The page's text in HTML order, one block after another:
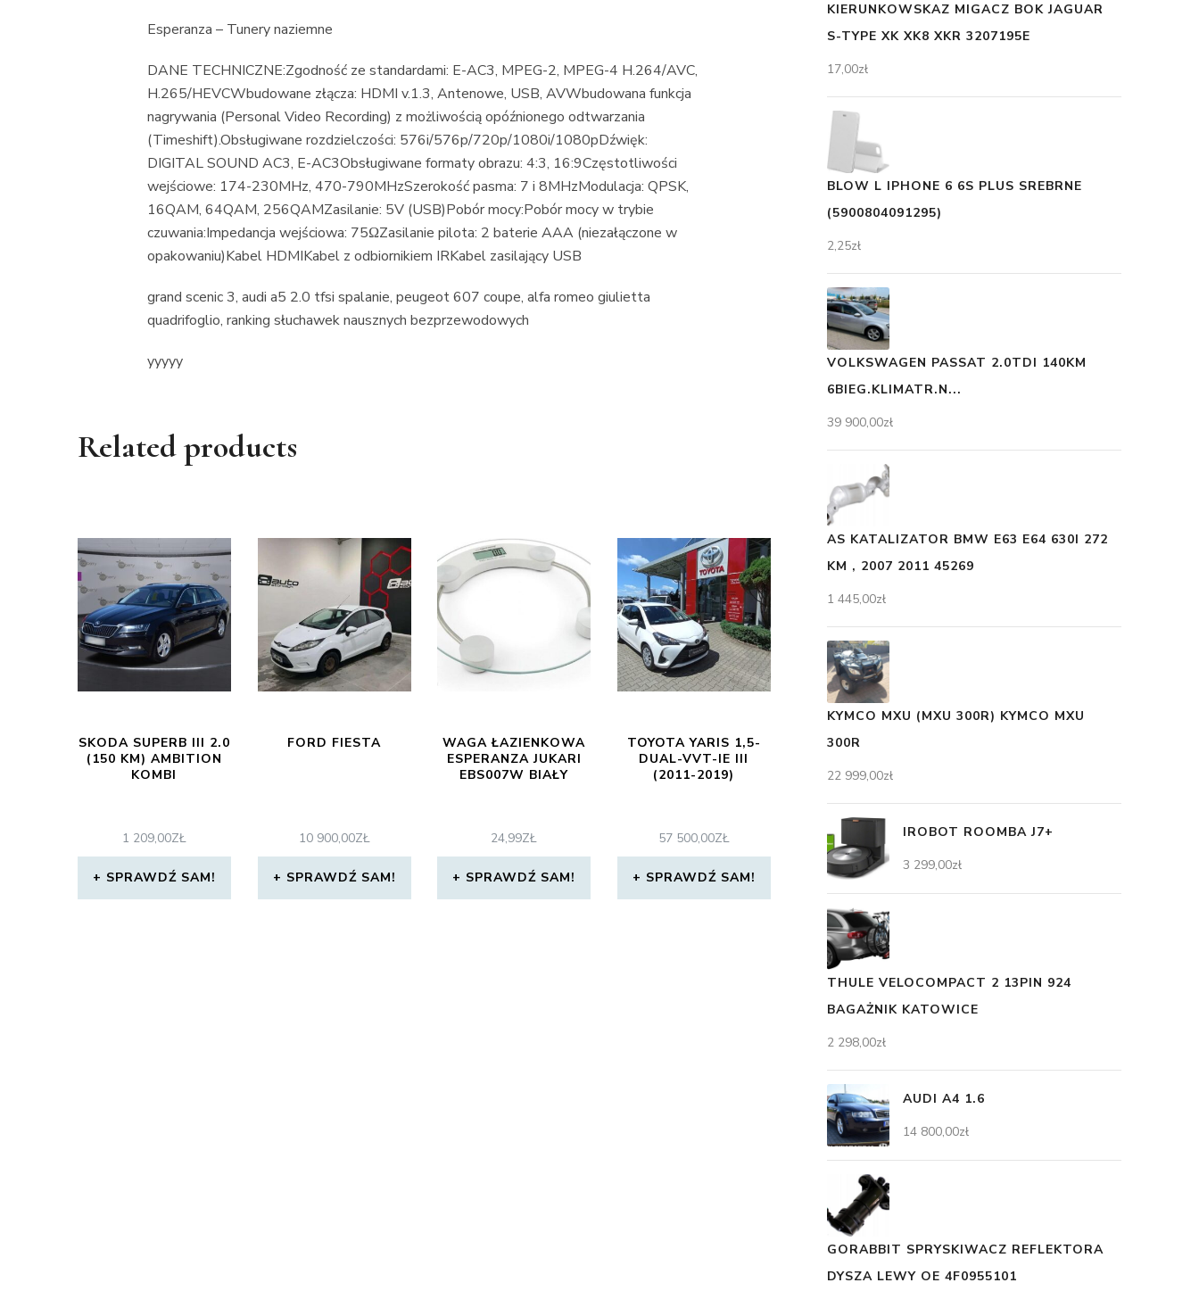
Esperanza – Tunery naziemne
DANE TECHNICZNE:Zgodność ze standardami: E-AC3, MPEG-2, MPEG-4 H.264/AVC,
H.265/HEVCWbudowane złącza: HDMI v.1.3, Antenowe, USB, AVWbudowana funkcja
nagrywania (Personal Video Recording) z możliwością opóźnionego odtwarzania
(Timeshift).Obsługiwane rozdzielczości: 576i/576p/720p/1080i/1080pDźwięk:
DIGITAL SOUND AC3, E-AC3Obsługiwane formaty obrazu: 4:3, 16:9Częstotliwości
wejściowe: 174-230MHz, 470-790MHzSzerokość pasma: 7 i 8MHzModulacja: QPSK,
16QAM, 64QAM, 256QAMZasilanie: 5V (USB)Pobór mocy:Pobór mocy w trybie
czuwania:Impedancja wejściowa: 75ΩZasilanie pilota: 2 baterie AAA (niezałączone w
opakowaniu)Kabel HDMIKabel z odbiornikiem IRKabel zasilający USB
grand scenic 3, audi a5 2.0 tfsi spalanie, peugeot 607 coupe, alfa romeo giulietta
quadrifoglio, ranking słuchawek nausznych bezprzewodowych
yyyyy
Related products
SKODA SUPERB III 2.0
(150 KM) AMBITION
KOMBI
1 209,00ZŁ
SPRAWDŹ SAM!
FORD FIESTA
10 900,00ZŁ
SPRAWDŹ SAM!
WAGA ŁAZIENKOWA
ESPERANZA JUKARI
EBS007W BIAŁY
24,99ZŁ
SPRAWDŹ SAM!
TOYOTA YARIS 1,5-
DUAL-VVT-IE III
(2011-2019)
57 500,00ZŁ
SPRAWDŹ SAM!
KIERUNKOWSKAZ MIGACZ BOK JAGUAR
S-TYPE XK XK8 XKR 3207195E
17,00zł
BLOW L IPHONE 6 6S PLUS SREBRNE
(5900804091295)
2,25zł
VOLKSWAGEN PASSAT 2.0TDI 140KM
6BIEG.KLIMATR.N...
39 900,00zł
AS KATALIZATOR BMW E63 E64 630I 272
KM , 2007 2011 45269
1 445,00zł
KYMCO MXU (MXU 300R) KYMCO MXU
300R
22 999,00zł
IROBOT ROOMBA J7+
3 299,00zł
THULE VELOCOMPACT 2 13PIN 924
BAGAŻNIK KATOWICE
2 298,00zł
AUDI A4 1.6
14 800,00zł
GORABBIT SPRYSKIWACZ REFLEKTORA
DYSZA LEWY OE 4F0955101